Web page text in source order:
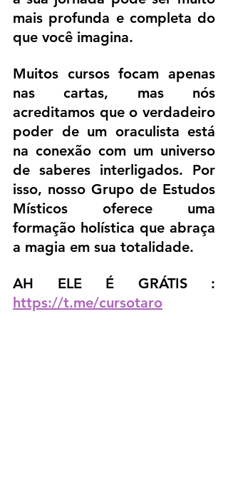
mais profunda e completa do
que você imagina.
Muitos cursos focam apenas
nas cartas, mas nós
acreditamos que o verdadeiro
poder de um oraculista está
na conexão com um universo
de saberes interligados. Por
isso, nosso Grupo de Estudos
Místicos oferece uma
formação holística que abraça
a magia em sua totalidade.
https://t.me/cursotaro